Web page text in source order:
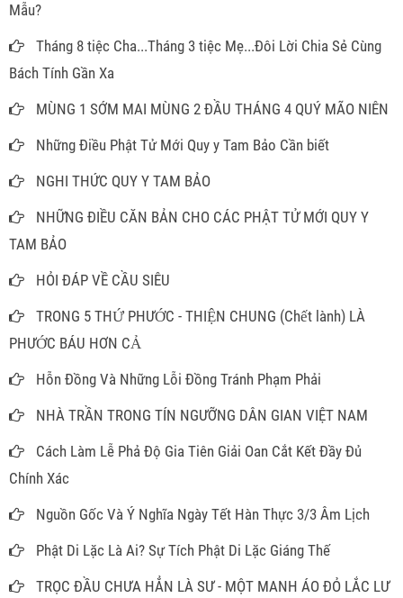
Mẫu?
Tháng 8 tiệc Cha...Tháng 3 tiệc Mẹ...Đôi Lời Chia Sẻ Cùng
Bách Tính Gần Xa
MÙNG 1 SỚM MAI MÙNG 2 ĐẦU THÁNG 4 QUÝ MÃO NIÊN
Những Điều Phật Tử Mới Quy y Tam Bảo Cần biết
NGHI THỨC QUY Y TAM BẢO
NHỮNG ĐIỀU CĂN BẢN CHO CÁC PHẬT TỬ MỚI QUY Y
TAM BẢO
HỎI ĐÁP VỀ CẦU SIÊU
TRONG 5 THỨ PHƯỚC - THIỆN CHUNG (Chết lành) LÀ
PHƯỚC BÁU HƠN CẢ
Hỗn Đồng Và Những Lỗi Đồng Tránh Phạm Phải
NHÀ TRẦN TRONG TÍN NGƯỠNG DÂN GIAN VIỆT NAM
Cách Làm Lễ Phả Độ Gia Tiên Giải Oan Cắt Kết Đầy Đủ
Chính Xác
Nguồn Gốc Và Ý Nghĩa Ngày Tết Hàn Thực 3/3 Âm Lịch
Phật Di Lặc Là Ai? Sự Tích Phật Di Lặc Giáng Thế
TRỌC ĐẦU CHƯA HẲN LÀ SƯ - MỘT MANH ÁO ĐỎ LẮC LƯ